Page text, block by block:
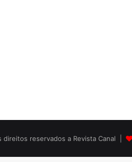
reservados a Revista Canal |